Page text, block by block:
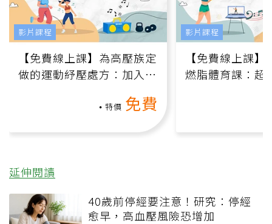
【免費線上課】為高壓族定
做的運動紓壓處方：加入行
特價 免費
影片課程
【免費線上課
燃脂體育課：超
影片課程
延伸閱讀
40歲前停經要注意！研究：停經
愈早，高血壓風險恐增加